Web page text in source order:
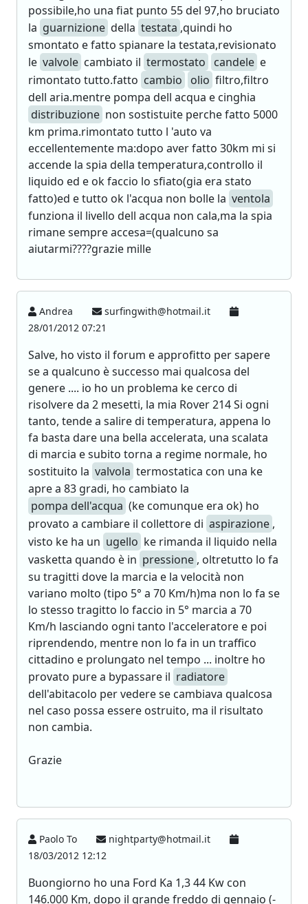
possibile,ho una fiat punto 55 del 97,ho bruciato
la guarnizione della testata ,quindi ho
smontato e fatto spianare la testata,revisionato
le valvole cambiato il termostato candele e
rimontato tutto.fatto cambio olio filtro,filtro
dell aria.mentre pompa dell acqua e cinghia
distribuzione non sostistuite perche fatto 5000
km prima.rimontato tutto l 'auto va
eccellentemente ma:dopo aver fatto 30km mi si
accende la spia della temperatura,controllo il
liquido ed e ok faccio lo sfiato(gia era stato
fatto)ed e tutto ok l'acqua non bolle la ventola
funziona il livello dell acqua non cala,ma la spia
rimane sempre accesa=(qualcuno sa
aiutarmi????grazie mille
Andrea
surfingwith@hotmail.it
28/01/2012 07:21
Salve, ho visto il forum e approfitto per sapere
se a qualcuno è successo mai qualcosa del
genere .... io ho un problema ke cerco di
risolvere da 2 mesetti, la mia Rover 214 Si ogni
tanto, tende a salire di temperatura, appena lo
fa basta dare una bella accelerata, una scalata
di marcia e subito torna a regime normale, ho
sostituito la valvola termostatica con una ke
apre a 83 gradi, ho cambiato la
pompa dell'acqua (ke comunque era ok) ho
provato a cambiare il collettore di aspirazione ,
visto ke ha un ugello ke rimanda il liquido nella
vasketta quando è in pressione , oltretutto lo fa
su tragitti dove la marcia e la velocità non
variano molto (tipo 5° a 70 Km/h)ma non lo fa se
lo stesso tragitto lo faccio in 5° marcia a 70
Km/h lasciando ogni tanto l'acceleratore e poi
riprendendo, mentre non lo fa in un traffico
cittadino e prolungato nel tempo ... inoltre ho
provato pure a bypassare il radiatore
dell'abitacolo per vedere se cambiava qualcosa
nel caso possa essere ostruito, ma il risultato
non cambia.
Grazie
Paolo To
nightparty@hotmail.it
18/03/2012 12:12
Buongiorno ho una Ford Ka 1,3 44 Kw con
146.000 Km, dopo il grande freddo di gennaio (-